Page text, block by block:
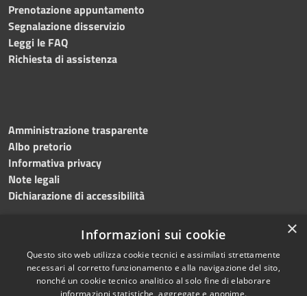
Prenotazione appuntamento
Segnalazione disservizio
Leggi le FAQ
Richiesta di assistenza
Amministrazione trasparente
Albo pretorio
Informativa privacy
Note legali
Dichiarazione di accessibilità
RSS
Accessibilità
Copyright © 2024 •
Comune diGrottaminarda
×
Informazioni sui cookie
Questo sito web utilizza cookie tecnici e assimilati strettamente
necessari al corretto funzionamento e alla navigazione del sito,
nonché un cookie tecnico analitico al solo fine di elaborare
informazioni statistiche, aggregate e anonime.